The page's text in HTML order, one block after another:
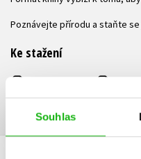
Souhlas
Poznávejte přírodu a staňte se
Ke stažení